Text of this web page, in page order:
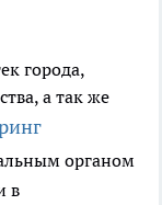
города,
а так же
органом
в